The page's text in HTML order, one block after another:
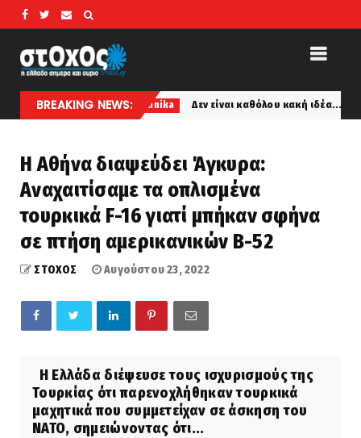
BREAKING NEWS:
ethnika Δεν είναι καθόλου κακή ιδέα... «Η Ελλάδα
Η Αθήνα διαψεύδει Άγκυρα:
Αναχαιτίσαμε τα οπλισμένα
τουρκικά F-16 γιατί μπήκαν σφήνα
σε πτήση αμερικανικών Β-52
ΣΤΟΧΟΣ Αυγούστου 23, 2022
Η Ελλάδα διέψευσε τους ισχυρισμούς της
Τουρκίας ότι παρενοχλήθηκαν τουρκικά
μαχητικά που συμμετείχαν σε άσκηση του
ΝΑΤΟ, σημειώνοντας ότι...